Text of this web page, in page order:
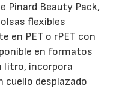
Pinard Beauty Pack,
flexibles
en PET o rPET con
en formatos
litro, incorpora
cuello desplazado